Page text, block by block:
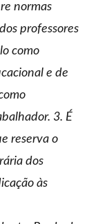
normas
professores
como
e de
3. É
reserva o
dos
às